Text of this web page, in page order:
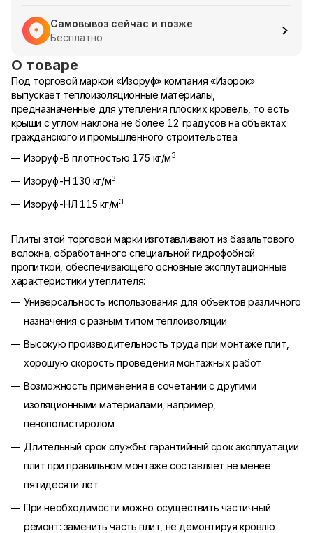
Самовывоз сейчас и позже
Бесплатно
О товаре
Под торговой маркой «Изоруф» компания «Изорок»
выпускает теплоизоляционные материалы,
предназначенные для утепления плоских кровель, то есть
крыши с углом наклона не более 12 градусов на объектах
гражданского и промышленного строительства:
Изоруф-В плотностью 175 кг/м3
Изоруф-Н 130 кг/м3
Изоруф-НЛ 115 кг/м3
Плиты этой торговой марки изготавливают из базальтового
волокна, обработанного специальной гидрофобной
пропиткой, обеспечивающего основные эксплутационные
характеристики утеплителя:
Универсальность использования для объектов различного
назначения с разным типом теплоизоляции
Высокую производительность труда при монтаже плит,
хорошую скорость проведения монтажных работ
Возможность применения в сочетании с другими
изоляционными материалами, например,
пенополистиролом
Длительный срок службы: гарантийный срок эксплуатации
плит при правильном монтаже составляет не менее
пятидесяти лет
При необходимости можно осуществить частичный
ремонт: заменить часть плит, не демонтируя кровлю